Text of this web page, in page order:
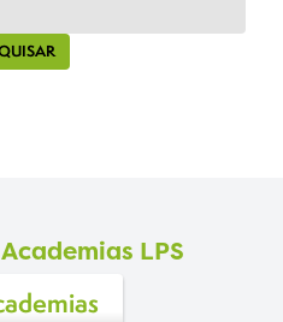
LPS